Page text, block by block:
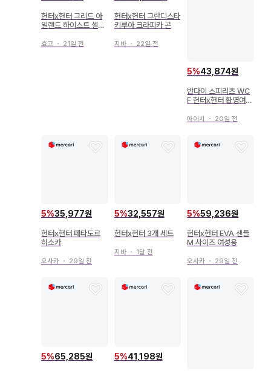
헌터x헌터 그리드 아
일랜드 하이스트 셀렉
효고 ・ 21일 전
헌터x헌터 그란디스타
키루아 크라피카 곤
지바・ 22일 전
5%43,874원
반다이 스피리츠 WC
F 헌터x헌터 환영여단
아이치 ・ 20일 전
5%35,977원
헌터x헌터 페타도르
히소카
오사카 ・ 29일 전
5%32,557원
헌터x헌터 3개 세트
지바・ 1달 전
5%59,236원
헌터x헌터 EVA 샌들
M 사이즈 여성용
오사카 ・ 29일 전
5%65,285원 5%41,198원